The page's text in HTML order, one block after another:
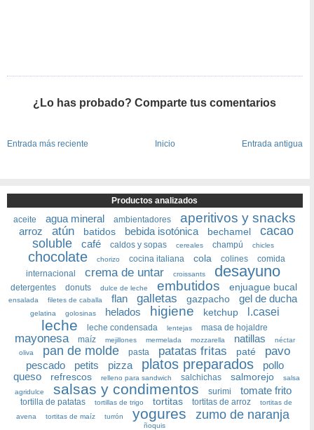
¿Lo has probado? Comparte tus comentarios
Entrada más reciente Entrada antigua
Inicio
Productos analizados
aceite
agua mineral ambientadores aperitivos y snacks
arroz atún batidos bebida isotónica bechamel
cacao
soluble
café caldos y sopas cereales champú chicles
chocolate chorizo cocina italiana cola colines
comida
internacional
crema de untar croissants desayuno
detergentes donuts dulce de leche embutidos enjuague bucal
ensalada filetes de caballa flan galletas gazpacho gel de ducha
gelatina golosinas helados higiene ketchup l.casei
leche leche condensada lentejas masa de hojaldre
mayonesa maíz mejillones mermelada mozzarella natillas
néctar
oliva
pan de molde pasta patatas fritas paté pavo
pescado petits pizza platos preparados
pollo
queso
refrescos relleno para sandwich salchichas salmorejo
salsa
agridulce
salsas y condimentos surimi tomate frito
tortilla de patatas tortillas de trigo tortitas tortitas de arroz
tortitas de
avena
tortitas de maíz turrón yogures zumo de naranja
ñoquis